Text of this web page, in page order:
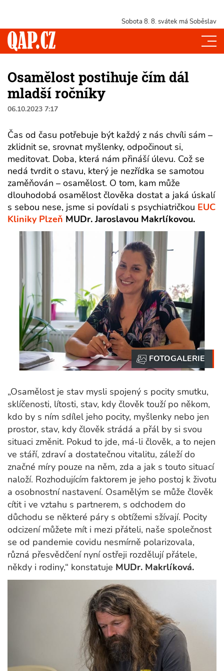
Sobota 8. 8. svátek má Soběslav
Osamělost postihuje čím dál
mladší ročníky
06.10.2023 7:17
Čas od času potřebuje být každý z nás chvíli sám –
zklidnit se, srovnat myšlenky, odpočinout si,
meditovat. Doba, která nám přináší úlevu. Což se
nedá tvrdit o stavu, který je nezřídka se samotou
zaměňován – osamělost. O tom, kam může
dlouhodobá osamělost člověka dostat a jaká úskalí
s sebou nese, jsme si povídali s psychiatričkou EUC
Kliniky Plzeň MUDr. Jaroslavou Makrlíkovou.
„Osamělost je stav mysli spojený s pocity smutku,
sklíčenosti, lítosti, stav, kdy člověk touží po někom,
kdo by s ním sdílel jeho pocity, myšlenky nebo jen
prostor, stav, kdy člověk strádá a přál by si svou
situaci změnit. Pokud to jde, má-li člověk, a to nejen
ve stáří, zdraví a dostatečnou vitalitu, záleží do
značné míry pouze na něm, zda a jak s touto situací
naloží. Rozhodujícím faktorem je jeho postoj k životu
a osobnostní nastavení. Osamělým se může člověk
cítit i ve vztahu s partnerem, s odchodem do
důchodu se některé páry s obtížemi sžívají. Pocity
odcizení můžete mít i mezi přáteli, naše společnost
se od pandemie covidu nesmírně polarizovala,
různá přesvědčení nyní ostřeji rozdělují přátele,
někdy i rodiny,“ konstatuje MUDr. Makrlíková.